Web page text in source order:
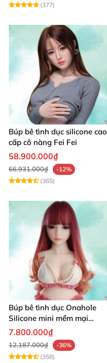
(377)
Búp bê tình dục silicone cao
cấp cô nàng Fei Fei
58.900.000₫
66.931.000₫
-12%
(365)
Búp bê tình dục Onahole
Silicone mini mềm mại
54cm
7.800.000₫
12.187.000₫
-36%
(358)